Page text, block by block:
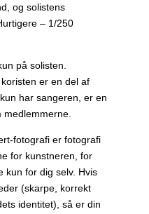
og solistens
– 1/250
på solisten.
er en del af
har sangeren, er en
fotografi er fotografi
for kunstneren, for
kun for dig selv. Hvis
(skarpe, korrekt
identitet), så er din